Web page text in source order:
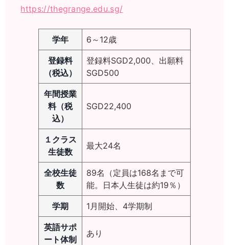
https://thegrange.edu.sg/
学年 6～12歳
登録料
（税込）
登録料SGD2,000、出願料
SGD500
年間授業
料（税
込）
SGD22,400
１クラス
生徒数
最大24名
全校生徒
数
89名（定員は168名まで可
能。日本人生徒は約19％）
学期 1月開始、4学期制
英語サポ
ート体制
あり